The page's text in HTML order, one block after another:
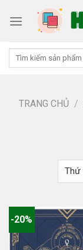
Tìm
TRANG CHỦ /
-20%